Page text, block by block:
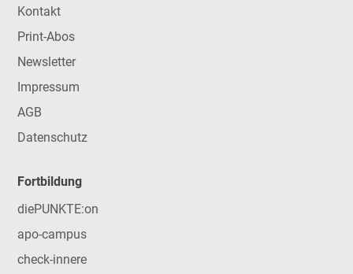
Kontakt
Print-Abos
Newsletter
Impressum
AGB
Datenschutz
Fortbildung
diePUNKTE:on
apo-campus
check-innere